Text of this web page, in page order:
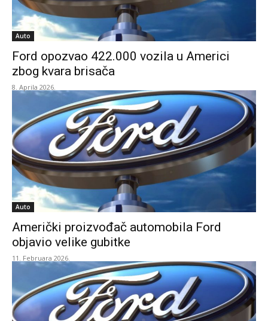
Auto
Ford opozvao 422.000 vozila u Americi
zbog kvara brisača
8. Aprila 2026.
Auto
Američki proizvođač automobila Ford
objavio velike gubitke
11. Februara 2026.